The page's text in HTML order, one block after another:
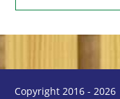
Copyright 2016 - 2026